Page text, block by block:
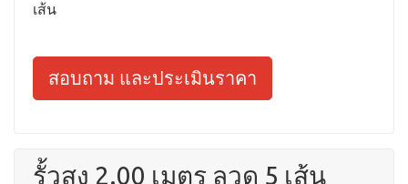
เส้น
สอบถาม และประเมินราคา
รั้วสูง 2.00 เมตร ลวด 5 เส้น